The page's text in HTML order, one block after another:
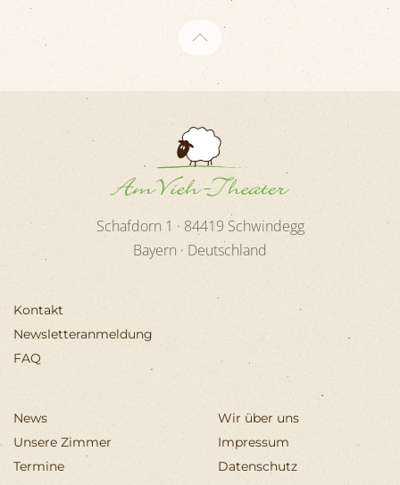
Schafdorn 1 · 84419Schwindegg
Bayern · Deutschland
Kontakt
Newsletteranmeldung
FAQ
News
Unsere Zimmer
Termine
Wir über uns
Impressum
Datenschutz